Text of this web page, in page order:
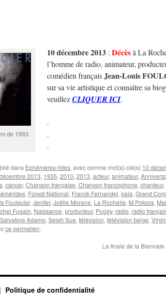
de 1993
10 décembre 2013 : Décèsà La
l’homme de radio, animateur,
comédien françaisJean-Louis
sur sa vie artistique et connaître sa
veuillezCLIQUER ICI.
.
.
.
dans Ephémères rides, avec comme mot(s)-clé(s) 10
2013, 1935, 2010, 2013, acteur, animateur,
, cancer, Chanson française, Chanson francophone, chanteur,
, Forest-National, Franck Fernandel, gala, Grand
Foulquier, Jenifer, Joëlle Morane, La Rochelle, M Pokora,
Fugain, Naissance, producteur, Puggy, radio, radio
Salvatore Adamo, Selah Sue, télévision, télévision belge,
ce permalien.
La finale de la
Politique de confidentialité